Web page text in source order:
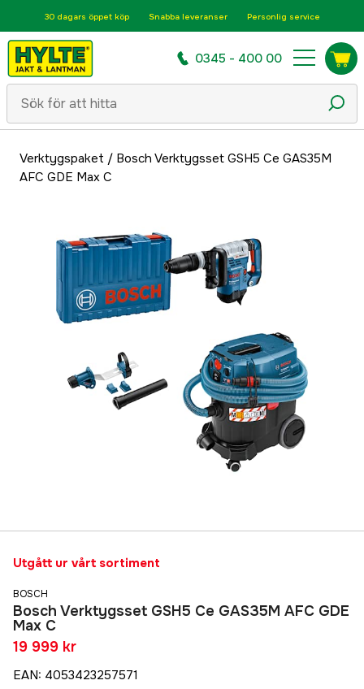
30 dagars öppet köp Snabba leveranser Personlig service
0345 - 400 00
Verktygspaket / Bosch Verktygsset GSH5 Ce GAS35M
AFC GDE Max C
Utgått ur vårt sortiment
BOSCH
Bosch Verktygsset GSH5 Ce GAS35M AFC GDE
Max C
19 999 kr
EAN: 4053423257571